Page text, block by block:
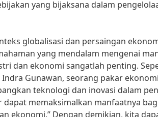
yang bijaksana dalam
globalisasi dan persaingan
yang mendalam mengenai
dan ekonomi sangatlah penting.
Gunawan, seorang pakar
teknologi dan inovasi dalam
dapat memaksimalkan manfaatnya
ekonomi.” Dengan demikian, kita